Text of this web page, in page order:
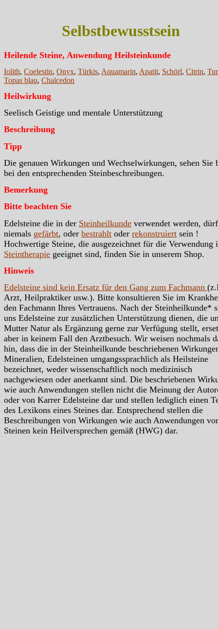
Selbstbewusstsein
Heilende Steine, Anwendung Heilsteinkunde
Iolith, Coelestin, Onyx, Türkis, Aquamarin, Apatit, Schörl, Citrin,
Topas blau, Chalcedon
Heilwirkung
Seelisch Geistige und mentale Unterstützung
Beschreibung
Tipp
Die genauen Wirkungen und Wechselwirkungen, sehen Sie
bei den entsprechenden Steinbeschreibungen.
Bemerkung
Bitte beachten Sie
Edelsteine die in der Steinheilkunde verwendet werden,
niemals gefärbt, oder bestrahlt oder rekonstruiert sein !
Hochwertige Steine, die ausgezeichnet für die Verwendung
Steintherapie geeignet sind, finden Sie in unserem Shop.
Hinweis
Edelsteine sind kein Ersatz für den Gang zum Fachmann
Arzt, Heilpraktiker usw.). Bitte konsultieren Sie im
den Fachmann Ihres Vertrauens. Nach der Steinheilkunde*
uns Edelsteine zur zusätzlichen Unterstützung dienen, die
Mutter Natur als Ergänzung gerne zur Verfügung stellt,
aber in keinem Fall den Arztbesuch. Wir weisen nochmals
hin, dass die in der Steinheilkunde beschriebenen
Mineralien, Edelsteinen umgangssprachlich als Heilsteine
bezeichnet, weder wissenschaftlich noch medizinisch
nachgewiesen oder anerkannt sind. Die beschriebenen
wie auch Anwendungen stellen nicht die Meinung der
oder von Karrer Edelsteine dar und stellen lediglich einen
des Lexikons eines Steines dar. Entsprechend stellen die
Beschreibungen von Wirkungen wie auch Anwendungen
Steinen kein Heilversprechen gemäß (HWG) dar.